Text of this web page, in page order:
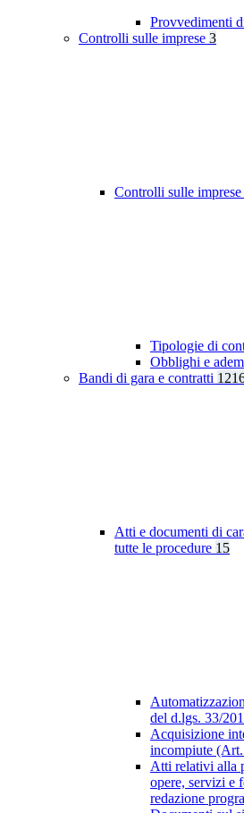
Provvedimenti
Controlli sulle imprese 3
Controlli sulle imprese
Tipologie di
Obblighi e
Bandi di gara e contratti
Atti e documenti di
tutte le procedure 15
del d.lgs. 33/
Acquisizione
incompiute
Atti relativi alla
opere, servizi e
redazione